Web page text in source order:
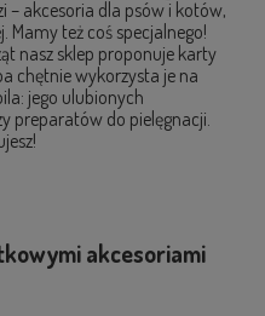
– akcesoria dla psów i kotów,
Mamy też coś specjalnego!
nasz sklep proponuje karty
chętnie wykorzysta je na
jego ulubionych
preparatów do pielęgnacji.
akcesoriami